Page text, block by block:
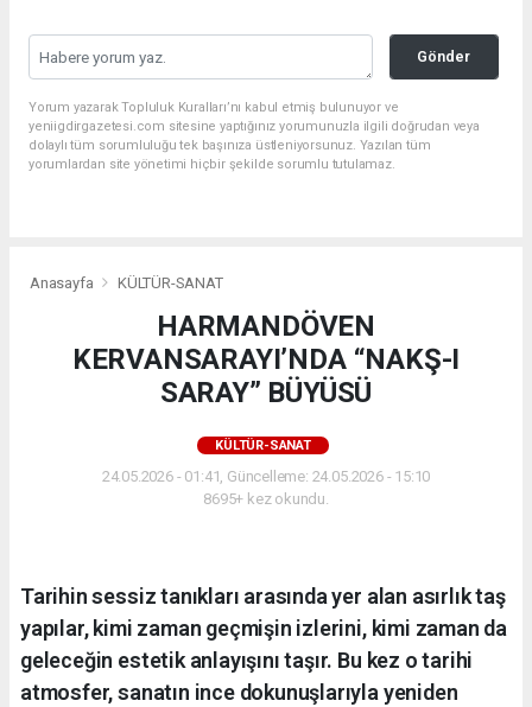
Gönder
Yorum yazarak Topluluk Kuralları’nı kabul etmiş bulunuyor ve
yeniigdirgazetesi.com sitesine yaptığınız yorumunuzla ilgili doğrudan veya
dolaylı tüm sorumluluğu tek başınıza üstleniyorsunuz. Yazılan tüm
yorumlardan site yönetimi hiçbir şekilde sorumlu tutulamaz.
Anasayfa KÜLTÜR-SANAT
HARMANDÖVEN
KERVANSARAYI’NDA “NAKŞ-I
SARAY” BÜYÜSÜ
KÜLTÜR-SANAT
24.05.2026 - 01:41, Güncelleme: 24.05.2026 - 15:10
8695+ kez okundu.
Tarihin sessiz tanıkları arasında yer alan asırlık taş
yapılar, kimi zaman geçmişin izlerini, kimi zaman da
geleceğin estetik anlayışını taşır. Bu kez o tarihi
atmosfer, sanatın ince dokunuşlarıyla yeniden